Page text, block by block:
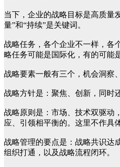
当下，企业的战略目标是高质
量”和“持续”是关键词。
战略任务，各个企业不一样，各
略任务可能是国际化，有的可能
战略要素一般有三个，机会洞察
战略方针是：聚焦、创新，同时
战略原则是：市场、技术双驱动
应、引领相平衡的。这里不作具
战略管理的要点是：战略共识达
组织打通，以及战略流程闭环。